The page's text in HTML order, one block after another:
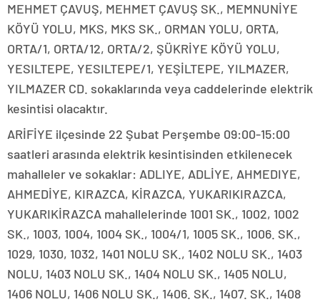
MEHMET ÇAVUŞ, MEHMET ÇAVUŞ SK., MEMNUNİYE
KÖYÜ YOLU, MKS, MKS SK., ORMAN YOLU, ORTA,
ORTA/1, ORTA/12, ORTA/2, ŞÜKRİYE KÖYÜ YOLU,
YESILTEPE, YESILTEPE/1, YEŞİLTEPE, YILMAZER,
YILMAZER CD. sokaklarında veya caddelerinde elektrik
kesintisi olacaktır.
ARİFİYE ilçesinde 22 Şubat Perşembe 09:00-15:00
saatleri arasında elektrik kesintisinden etkilenecek
mahalleler ve sokaklar: ADLIYE, ADLİYE, AHMEDIYE,
AHMEDİYE, KIRAZCA, KİRAZCA, YUKARIKIRAZCA,
YUKARIKİRAZCA mahallelerinde 1001 SK., 1002, 1002
SK., 1003, 1004, 1004 SK., 1004/1, 1005 SK., 1006. SK.,
1029, 1030, 1032, 1401 NOLU SK., 1402 NOLU SK., 1403
NOLU, 1403 NOLU SK., 1404 NOLU SK., 1405 NOLU,
1406 NOLU, 1406 NOLU SK., 1406. SK., 1407. SK., 1408